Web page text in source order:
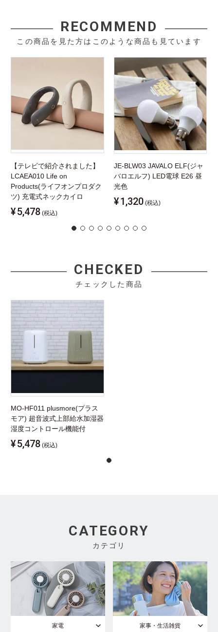
RECOMMEND
この商品を見た方はこのような商品も見ています
【テレビで紹介されました】
LCAEA010 Life on
Products(ライフオンプロダク
ツ) 充電式ネックカイロ
¥5,478 (税込)
JE-BLW03 JAVALO ELF(ジャ
バロエルフ) LED電球 E26 昼
光色
¥1,320 (税込)
CHECKED
チェックした商品
MO-HF011 plusmore(プラス
モア) 超音波式上部給水加湿器
湿度コントロール機能付
¥5,478 (税込)
CATEGORY
カテゴリ
家電 家事・生活雑貨